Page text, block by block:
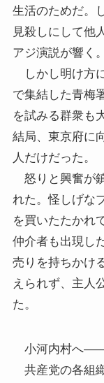
生活のためだ。
見殺しにして他
アジ演説が響く。
しかし明け方
で集結した青梅
を試みる群衆も
結局、東京府に
人だけだった。
怒りと興奮が
れた。怪しげな
を買いたたかれ
仲介者も出現し
売りを持ちかけ
えられず、主人
た。
小河内村へ
共産党の各組